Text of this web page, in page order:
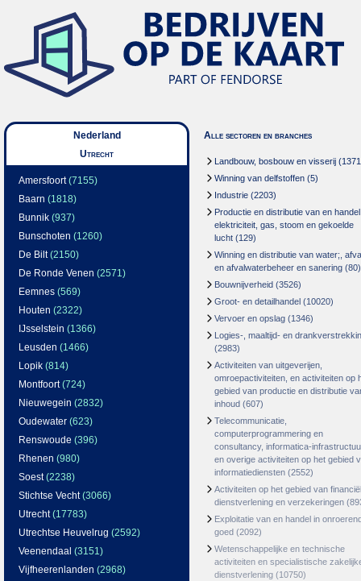
Nederland
Utrecht
Amersfoort(7155)
Baarn (1818)
Bunnik (937)
Bunschoten (1260)
De Bilt(2150)
De Ronde Venen (2571)
Eemnes (569)
Houten (2322)
IJsselstein (1366)
Leusden (1466)
Lopik (814)
Montfoort(724)
Nieuwegein (2832)
Oudewater (623)
Renswoude (396)
Rhenen (980)
Soest(2238)
Stichtse Vecht(3066)
Utrecht(17783)
Utrechtse Heuvelrug (2592)
Veenendaal (3151)
Vijfheerenlanden (2968)
Alle sectoren en branches
Landbouw, bosbouw en visserij
Winning van delfstoffen (5)
Industrie (2203)
Productie en distributie van en
elektriciteit, gas, stoom en gekoelde
lucht (129)
Winning en distributie van water;,
en afvalwaterbeheer en sanering (80)
Bouwnijverheid (3526)
Groot- en detailhandel (10020)
Vervoer en opslag (1346)
Logies-, maaltijd- en
(2983)
Activiteiten van uitgeverijen,
omroepactiviteiten, en activiteiten op
gebied van productie en distributie
inhoud (607)
Telecommunicatie,
computerprogrammering en
consultancy, informatica-
en overige activiteiten op het gebied
informatiediensten (2552)
Activiteiten op het gebied van
dienstverlening en verzekeringen
Exploitatie van en handel in
goed (2092)
Wetenschappelijke en technische
activiteiten en specialistische
dienstverlening (10750)